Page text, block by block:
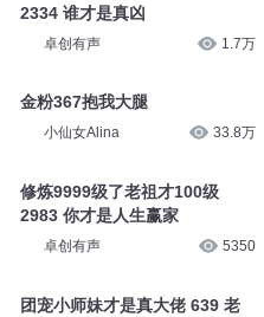
2334 谁才是真凶
卓创有声 1.7万
金粉367抱我大腿
小仙女Alina 33.8万
修炼9999级了老祖才100级
2983 你才是人生赢家
卓创有声 5350
团宠小师妹才是真大佬 639 老